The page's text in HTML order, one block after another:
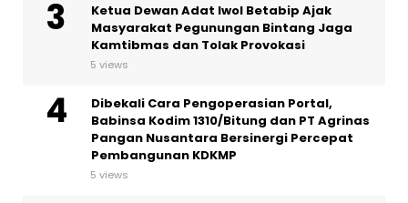
Ketua Dewan Adat Iwol Betabip Ajak
Masyarakat Pegunungan Bintang Jaga
Kamtibmas dan Tolak Provokasi
5 views
Dibekali Cara Pengoperasian Portal,
Babinsa Kodim 1310/Bitung dan PT Agrinas
Pangan Nusantara Bersinergi Percepat
Pembangunan KDKMP
5 views